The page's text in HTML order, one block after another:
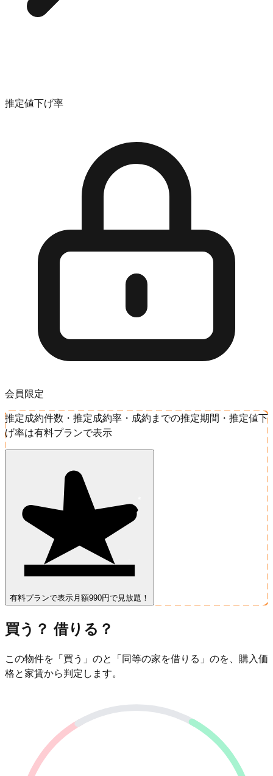
推定値下げ率
会員限定
推定成約件数・推定成約率・成約までの推定期間・推定値下
げ率は有料プランで表示
有料プランで表示 月額990円で見放題！
買う？ 借りる？
この物件を「買う」のと「同等の家を借りる」のを、購入価
格と家賃から判定します。